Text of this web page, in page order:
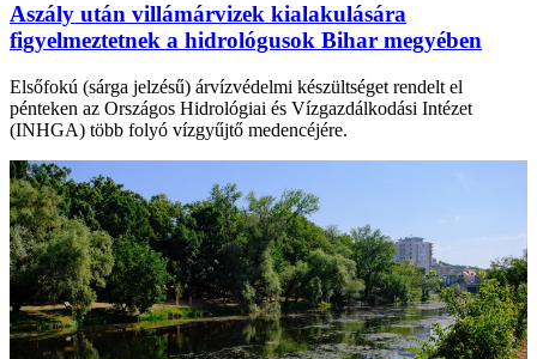
Aszály után villámárvizek kialakulására
figyelmeztetnek a hidrológusok Bihar megyében
Elsőfokú (sárga jelzésű) árvízvédelmi készültséget rendelt el
pénteken az Országos Hidrológiai és Vízgazdálkodási Intézet
(INHGA) több folyó vízgyűjtő medencéjére.